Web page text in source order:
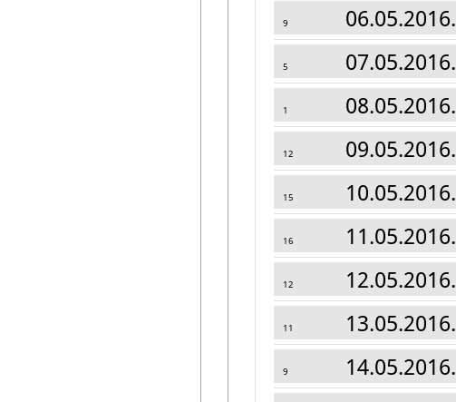
9 06.05.2016.
5 07.05.2016.
1 08.05.2016.
12 09.05.2016.
15 10.05.2016.
16 11.05.2016.
12 12.05.2016.
11 13.05.2016.
9 14.05.2016.